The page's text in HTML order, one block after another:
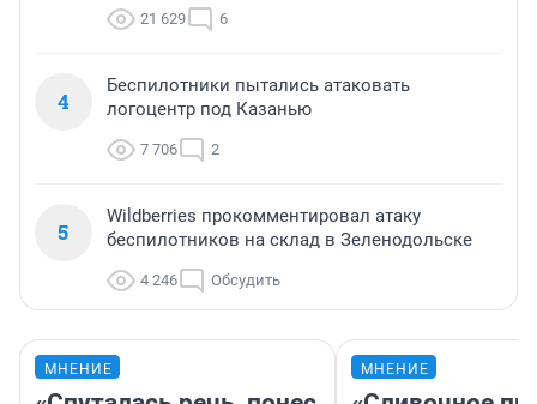
21 629 6
4
Беспилотники пытались атаковать
логоцентр под Казанью
7 706 2
5
Wildberries прокомментировал атаку
беспилотников на склад в Зеленодольске
4 246 Обсудить
МНЕНИЕ МНЕНИЕ